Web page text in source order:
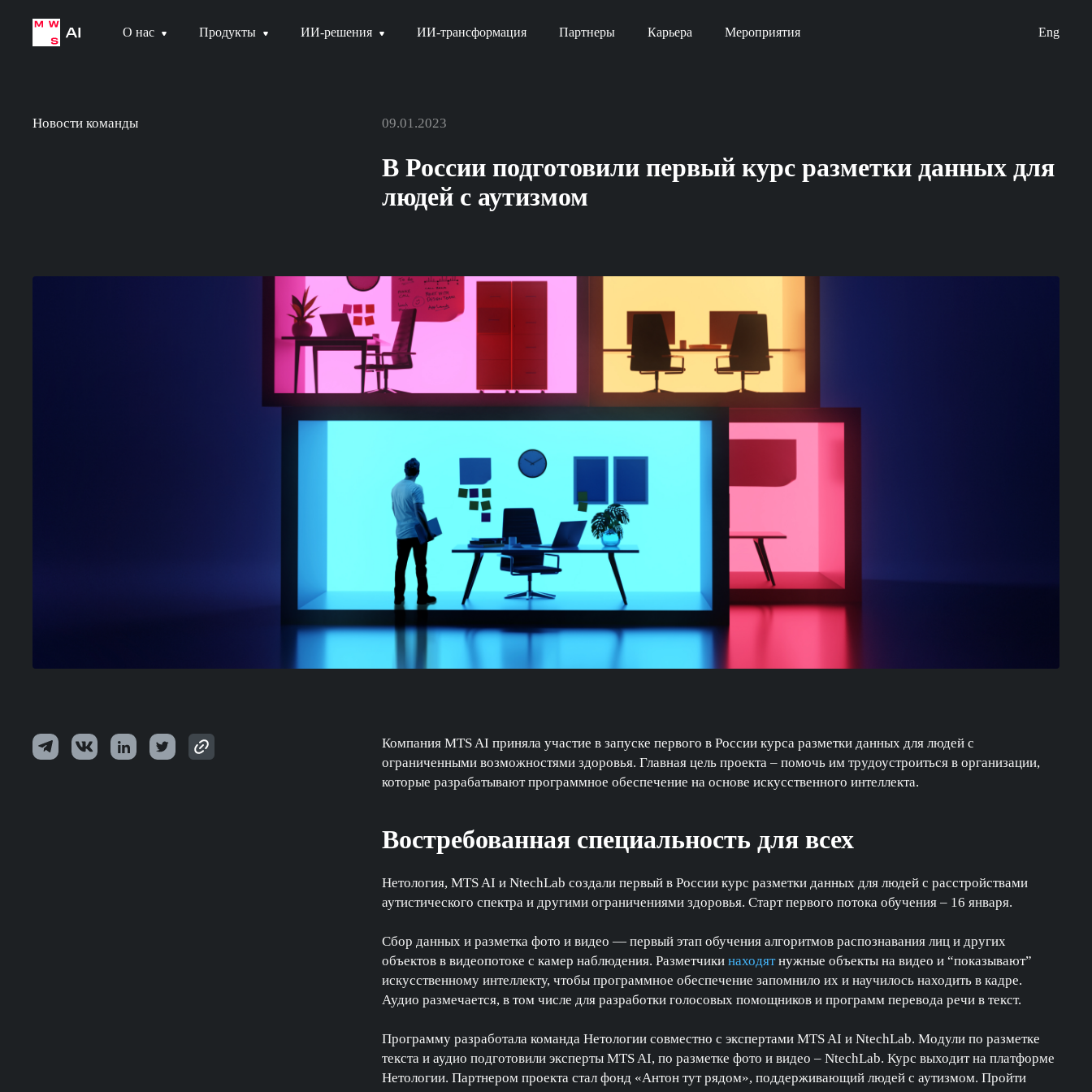
О нас Продукты ИИ-решения ИИ-трансформация Партнеры Карьера Мероприятия Eng
Новости команды 09.01.2023
В России подготовили первый курс разметки данных для
людей с аутизмом
Компания MTS AI приняла участие в запуске первого в России курса разметки данных для людей с
ограниченными возможностями здоровья. Главная цель проекта – помочь им трудоустроиться в организации,
которые разрабатывают программное обеспечение на основе искусственного интеллекта.
Востребованная специальность для всех
Нетология, MTS AI и NtechLab создали первый в России курс разметки данных для людей с расстройствами
аутистического спектра и другими ограничениями здоровья. Старт первого потока обучения – 16 января.
Сбор данных и разметка фото и видео — первый этап обучения алгоритмов распознавания лиц и других
объектов в видеопотоке с камер наблюдения. Разметчикинаходятнужные объекты на видео и “показывают”
искусственному интеллекту, чтобы программное обеспечение запомнило их и научилось находить в кадре.
Аудио размечается, в том числе для разработки голосовых помощников и программ перевода речи в текст.
Программу разработала команда Нетологии совместно с экспертами MTS AI и NtechLab. Модули по разметке
текста и аудио подготовили эксперты MTS AI, по разметке фото и видео – NtechLab. Курс выходит на платформе
Нетологии. Партнером проекта стал фонд «Антон тут рядом», поддерживающий людей с аутизмом. Пройти